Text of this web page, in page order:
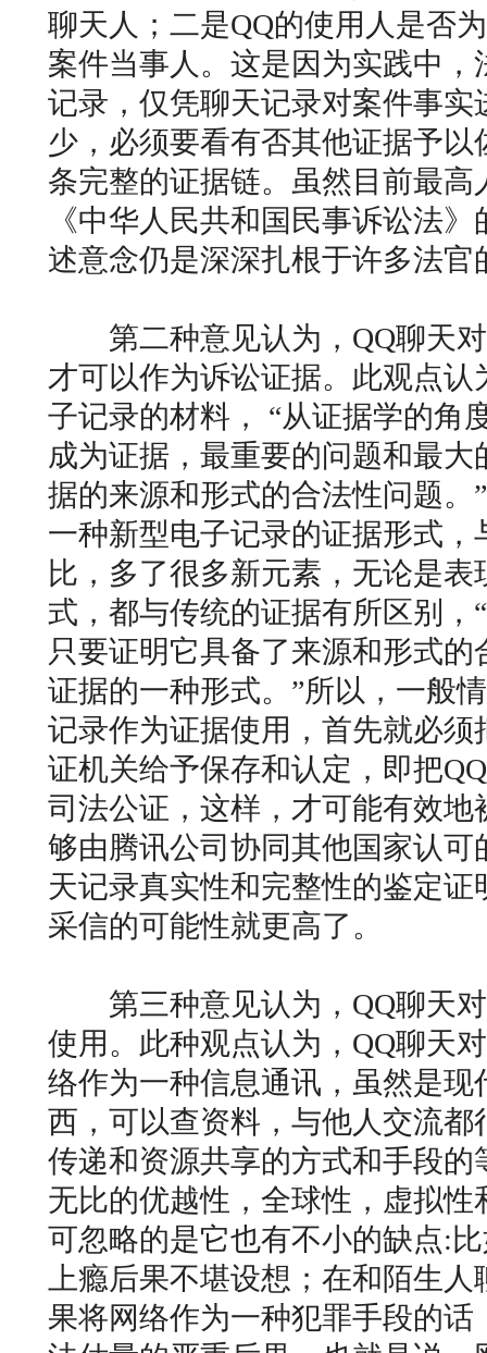
聊天人；二是QQ的使用人是否
案件当事人。这是因为实践中，
记录，仅凭聊天记录对案件事实
少，必须要看有否其他证据予
条完整的证据链。虽然目前最高
《中华人民共和国民事诉讼法
述意念仍是深深扎根于许多法官
第二种意见认为，QQ聊天对
才可以作为诉讼证据。此观点认
子记录的材料， “从证据学的角
成为证据，最重要的问题和最
据的来源和形式的合法性问题。
一种新型电子记录的证据形式，
比，多了很多新元素，无论是
式，都与传统的证据有所区别，
只要证明它具备了来源和形式
证据的一种形式。”所以，一般
记录作为证据使用，首先就必须
证机关给予保存和认定，即把
司法公证，这样，才可能有效地
够由腾讯公司协同其他国家认可
天记录真实性和完整性的鉴定
采信的可能性就更高了。
第三种意见认为，QQ聊天对
使用。此种观点认为，QQ聊天
络作为一种信息通讯，虽然是现
西，可以查资料，与他人交流都
传递和资源共享的方式和手段的
无比的优越性，全球性，虚拟性
可忽略的是它也有不小的缺点:
上瘾后果不堪设想；在和陌生
果将网络作为一种犯罪手段的话